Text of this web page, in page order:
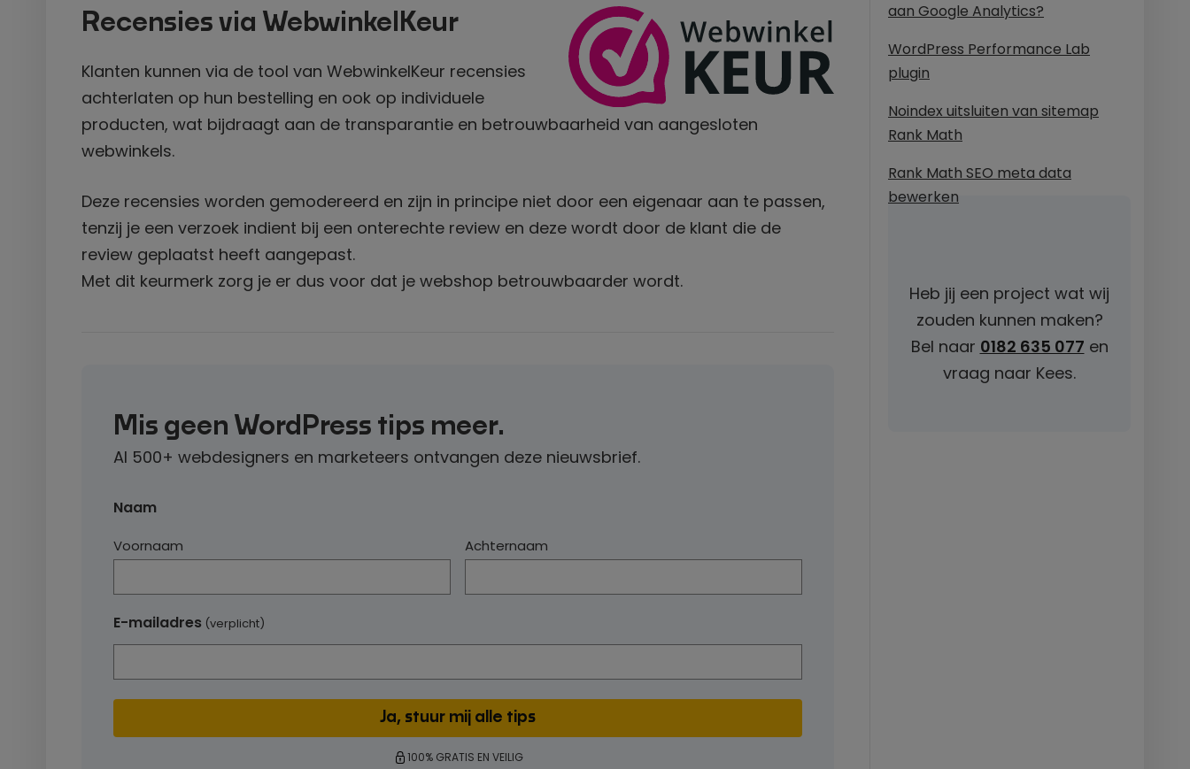
Recensies via WebwinkelKeur
Klanten kunnen via de tool van WebwinkelKeur recensies
achterlaten op hun bestelling en ook op individuele
producten, wat bijdraagt aan de transparantie en betrouwbaarheid van aangesloten
webwinkels.
Deze recensies worden gemodereerd en zijn in principe niet door een eigenaar aan te passen,
tenzij je een verzoek indient bij een onterechte review en deze wordt door de klant die de
review geplaatst heeft aangepast.
Met dit keurmerk zorg je er dus voor dat je webshop betrouwbaarder wordt.
Mis geen WordPress tips meer.
Al 500+ webdesigners en marketeers ontvangen deze nieuwsbrief.
Naam
Voornaam Achternaam
E-mailadres (verplicht)
100% GRATIS EN VEILIG
aan Google Analytics?
WordPress Performance Lab
plugin
Noindex uitsluiten van sitemap
Rank Math
Rank Math SEO meta data
bewerken
Heb jij een project wat wij
zouden kunnen maken?
Bel naar 0182 635 077 en
vraag naar Kees.